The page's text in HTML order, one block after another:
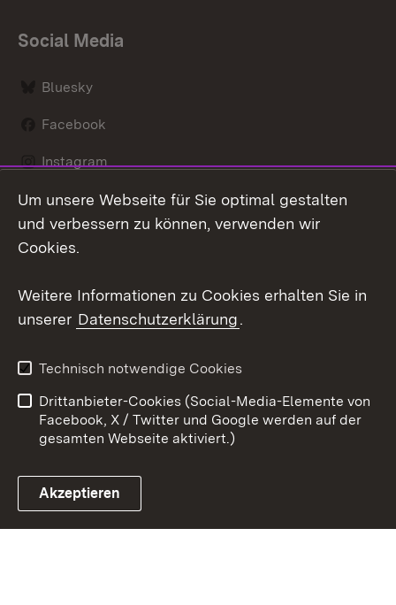
Social Media
Bluesky
Facebook
Instagram
LinkedIn
Link zum Landesportal
Datenschutz
Barrierefreiheit
Impressum
Cookies
Um unsere Webseite für Sie optimal gestalten
und verbessern zu können, verwenden wir
Cookies.
Weitere Informationen zu Cookies erhalten Sie in
unserer Datenschutzerklärung.
Technisch notwendige Cookies
Drittanbieter-Cookies (Social-Media-Elemente von
Facebook, X / Twitter und Google werden auf der
gesamten Webseite aktiviert.)
Akzeptieren